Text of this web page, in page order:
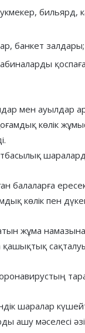
бильярд,
банкет залдары;
мен ауылдар
көлік
балаларға
көлік пен
жұма
сақталуы
шаралар
ашу мәселесі